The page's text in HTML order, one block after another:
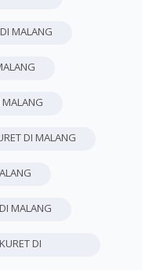
MALANG
DI MALANG
MALANG
DI